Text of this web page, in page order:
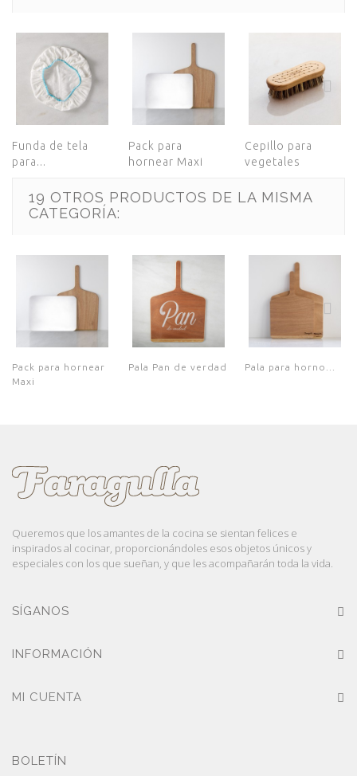
Funda de tela
para...
Pack para
hornear Maxi
Cepillo para
vegetales
19 OTROS PRODUCTOS DE LA MISMA
CATEGORÍA:
Pack para hornear
Maxi
Pala Pan de verdad Pala para horno...
Queremos que los amantes de la cocina se sientan felices e
inspirados al cocinar, proporcionándoles esos objetos únicos y
especiales con los que sueñan, y que les acompañarán toda la vida.
SÍGANOS
INFORMACIÓN
MI CUENTA
BOLETÍN